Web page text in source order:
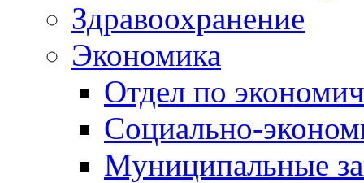
Здравоохранение
Экономика
Отдел по
Социально-
Муниципальные